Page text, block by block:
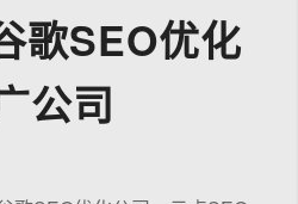
歌SEO优化
公司